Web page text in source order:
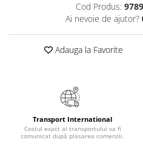
Literatura Scolara
Elevi de 10 plus
Lecturi Scolare
Lumea Copilariei
Manuale - Carte Scolara
Clasa a III-a
Clasa a IV-a
Cod Produs:
Ai nevoie de ajutor?
Adauga la Favorite
Transport International
Costul exact al transportului va fi
comunicat după plasarea comenzii.